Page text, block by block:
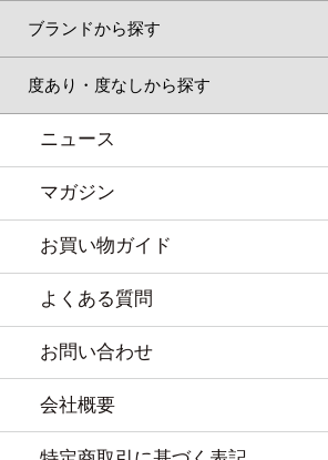
ブランドから探す
度あり・度なしから探す
ニュース
マガジン
お買い物ガイド
よくある質問
お問い合わせ
会社概要